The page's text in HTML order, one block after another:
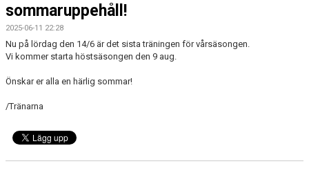
sommaruppehåll!
2025-06-11 22:28
Nu på lördag den 14/6 är det sista träningen för vårsäsongen.
Vi kommer starta höstsäsongen den 9 aug.
Önskar er alla en härlig sommar!
/Tränarna